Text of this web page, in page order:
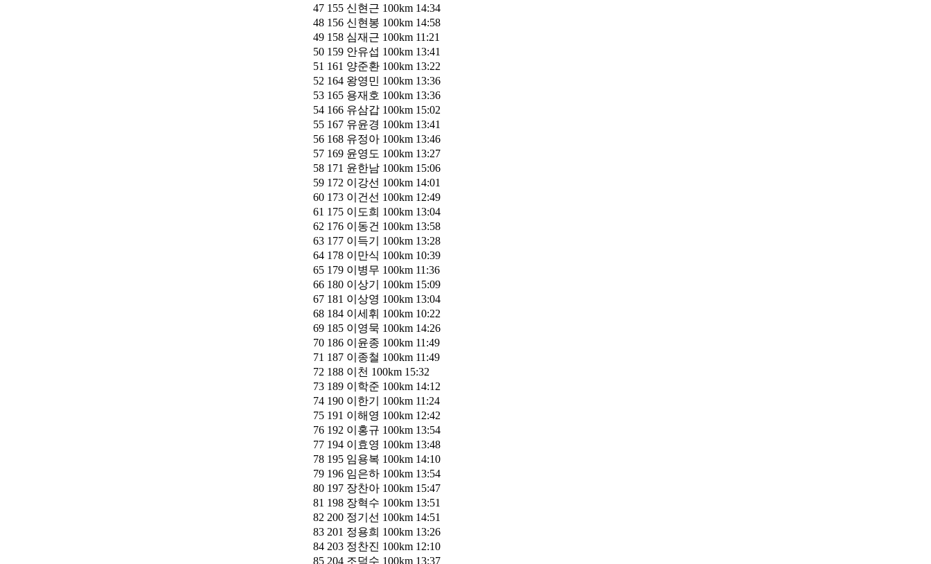
47 155 신현근 100km 14:34
48 156 신현봉 100km 14:58
49 158 심재근 100km 11:21
50 159 안유섭 100km 13:41
51 161 양준환 100km 13:22
52 164 왕영민 100km 13:36
53 165 용재호 100km 13:36
54 166 유삼갑 100km 15:02
55 167 유윤경 100km 13:41
56 168 유정아 100km 13:46
57 169 윤영도 100km 13:27
58 171 윤한남 100km 15:06
59 172 이강선 100km 14:01
60 173 이건선 100km 12:49
61 175 이도희 100km 13:04
62 176 이동건 100km 13:58
63 177 이득기 100km 13:28
64 178 이만식 100km 10:39
65 179 이병무 100km 11:36
66 180 이상기 100km 15:09
67 181 이상영 100km 13:04
68 184 이세휘 100km 10:22
69 185 이영묵 100km 14:26
70 186 이윤종 100km 11:49
71 187 이종철 100km 11:49
72 188 이천 100km 15:32
73 189 이학준 100km 14:12
74 190 이한기 100km 11:24
75 191 이해영 100km 12:42
76 192 이홍규 100km 13:54
77 194 이효영 100km 13:48
78 195 임용복 100km 14:10
79 196 임은하 100km 13:54
80 197 장찬아 100km 15:47
81 198 장혁수 100km 13:51
82 200 정기선 100km 14:51
83 201 정용희 100km 13:26
84 203 정찬진 100km 12:10
85 204 조덕수 100km 13:37